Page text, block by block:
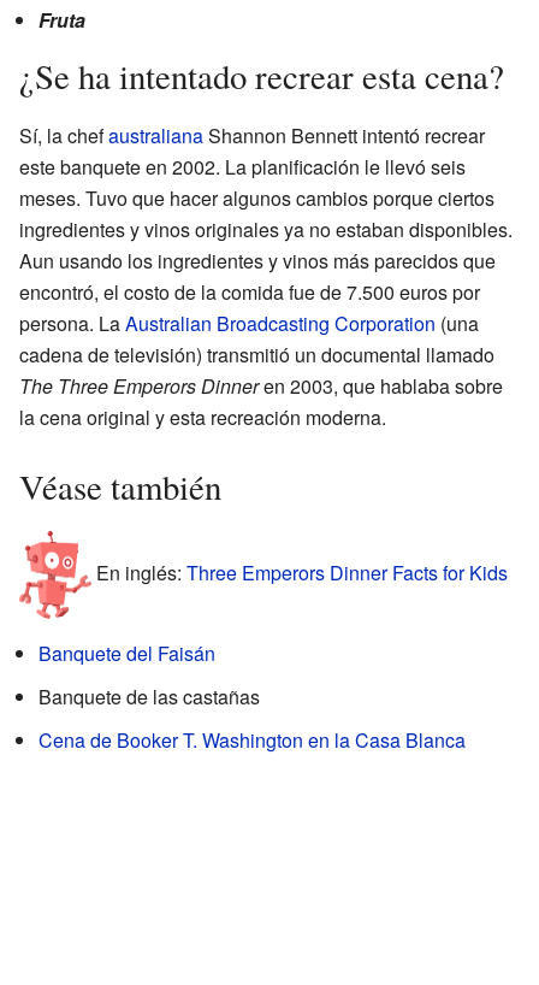
Fruta
¿Se ha intentado recrear esta cena?
Sí, la chefaustralianaShannon Bennett intentó recrear
este banquete en 2002. La planificación le llevó seis
meses. Tuvo que hacer algunos cambios porque ciertos
ingredientes y vinos originales ya no estaban disponibles.
Aun usando los ingredientes y vinos más parecidos que
encontró, el costo de la comida fue de 7.500 euros por
persona. LaAustralian Broadcasting Corporation (una
cadena de televisión) transmitió un documental llamado
The Three Emperors Dinneren 2003, que hablaba sobre
la cena original y esta recreación moderna.
Véase también
En inglés: Three Emperors Dinner Facts for Kids
Banquete del Faisán
Banquete de las castañas
Cena de Booker T. Washington en la Casa Blanca